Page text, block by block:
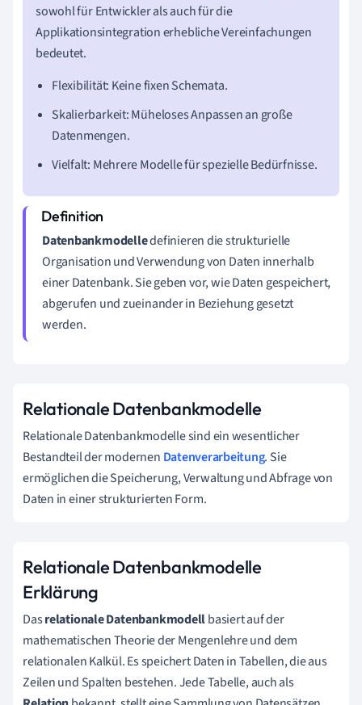
sowohl für Entwickler als auch für die
Applikationsintegration erhebliche Vereinfachungen
bedeutet.
Flexibilität: Keine fixen Schemata.
Skalierbarkeit: Müheloses Anpassen an große
Datenmengen.
Vielfalt: Mehrere Modelle für spezielle Bedürfnisse.
Datenbankmodelledefinieren die strukturielle
Organisation und Verwendung von Daten innerhalb
einer Datenbank. Sie geben vor, wie Daten gespeichert,
abgerufen und zueinander in Beziehung gesetzt
werden.
Relationale Datenbankmodelle
Relationale Datenbankmodelle sind ein wesentlicher
Bestandteil der modernen Datenverarbeitung. Sie
ermöglichen die Speicherung, Verwaltung und Abfrage von
Daten in einer strukturierten Form.
Relationale Datenbankmodelle
Erklärung
Dasrelationale Datenbankmodellbasiert auf der
mathematischen Theorie der Mengenlehre und dem
relationalen Kalkül. Es speichert Daten in Tabellen, die aus
Zeilen und Spalten bestehen. Jede Tabelle, auch als